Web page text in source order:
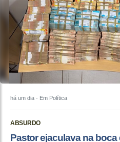
há um dia - Em Política
ABSURDO
Pastor ejaculava na